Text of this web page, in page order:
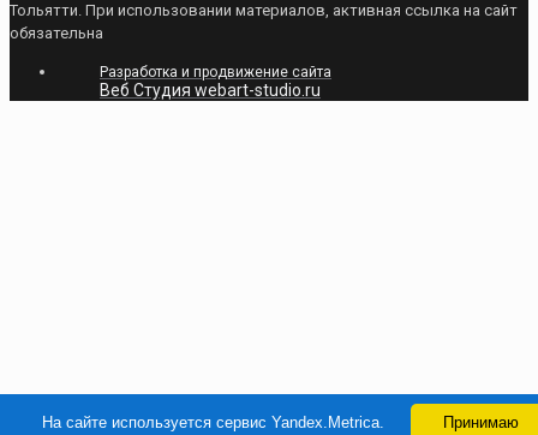
Тольятти. При использовании материалов, активная ссылка на сайт
обязательна
Разработка и продвижение сайта
Веб Студия webart-studio.ru
Принимаю
На сайте используется сервис Yandex.Metrica.